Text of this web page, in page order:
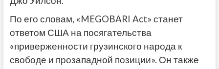
По его словам, «MEGOBARI Act» станет
ответом США на посягательства
«приверженности грузинского народа к
свободе и прозападной позиции». Он также